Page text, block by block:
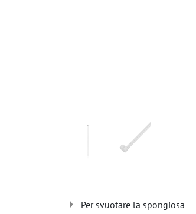
Per svuotare la spongiosa